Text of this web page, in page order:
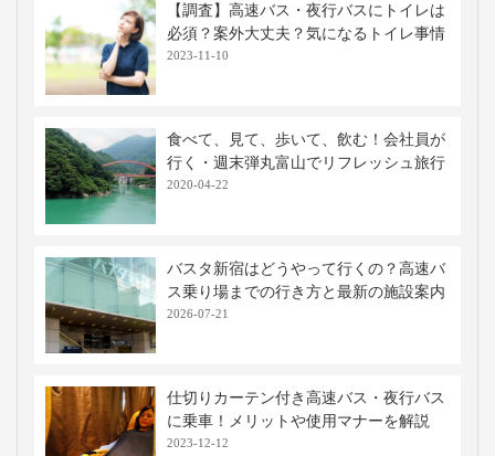
【調査】高速バス・夜行バスにトイレは
必須？案外大丈夫？気になるトイレ事情
2023-11-10
食べて、見て、歩いて、飲む！会社員が
行く・週末弾丸富山でリフレッシュ旅行
2020-04-22
バスタ新宿はどうやって行くの？高速バ
ス乗り場までの行き方と最新の施設案内
2026-07-21
仕切りカーテン付き高速バス・夜行バス
に乗車！メリットや使用マナーを解説
2023-12-12